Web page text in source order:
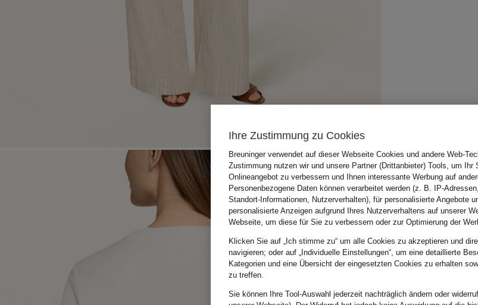
Ihre Zustimmung zu Cookies
Breuninger verwendet auf dieser Webseite Cookies und andere Web-
Zustimmung nutzen wir und unsere Partner (Drittanbieter) Tools, um Ihr
Onlineangebot zu verbessern und Ihnen interessante Werbung auf
Personenbezogene Daten können verarbeitet werden (z. B. IP-
Standort-Informationen, Nutzerverhalten), für personalisierte Angebote
personalisierte Anzeigen aufgrund Ihres Nutzerverhaltens auf unserer
Webseite, um diese für Sie zu verbessern oder zur Optimierung der
Klicken Sie auf „Ich stimme zu“ um alle Cookies zu akzeptieren und
navigieren; oder auf „Individuelle Einstellungen“, um eine detaillierte
Kategorien und eine Übersicht der eingesetzten Cookies zu erhalten
zu treffen.
Sie können Ihre Tool-Auswahl jederzeit nachträglich ändern oder